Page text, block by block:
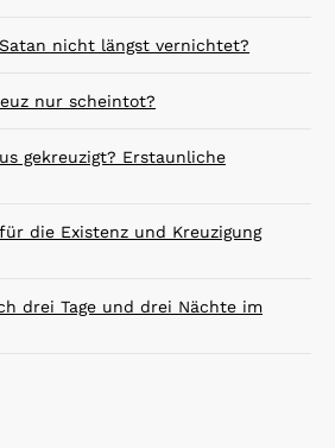
nicht längst vernichtet?
nur scheintot?
gekreuzigt? Erstaunliche
die Existenz und Kreuzigung
drei Tage und drei Nächte im